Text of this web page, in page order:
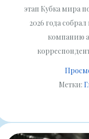
этап Кубка мира
2026 года
компанию
Метки: